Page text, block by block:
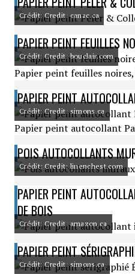
Crédit: Credit: canac.ca
PAPIER PEINT FEUILLES
Crédit: Credit: bouclair.com
Papier peint feuilles
PAPIER PEINT
Crédit: Credit: simons.ca
Papier peint autocollant
POIS AUTOCOLLANTS
Crédit: Credit: linenchest.com
PAPIER PEINT
DE BOIS
Crédit: Credit: amazon.ca
PAPIER PEINT
Crédit: Credit: simons.ca